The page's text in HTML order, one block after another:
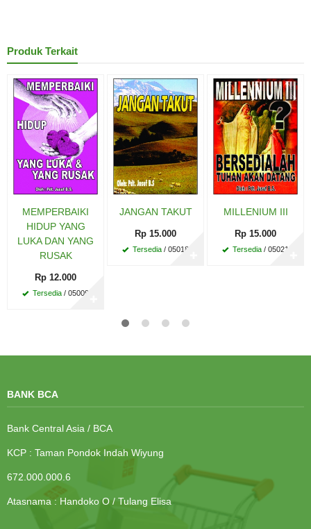
Produk Terkait
MEMPERBAIKI
HIDUP YANG
LUKA DAN YANG
RUSAK
Rp 12.000
Tersedia / 05009
JANGAN TAKUT
Rp 15.000
Tersedia / 05018
MILLENIUM III
Rp 15.000
Tersedia / 05021
BANK BCA
Bank Central Asia / BCA
KCP : Taman Pondok Indah Wiyung
672.000.000.6
Atasnama : Handoko O / Tulang Elisa